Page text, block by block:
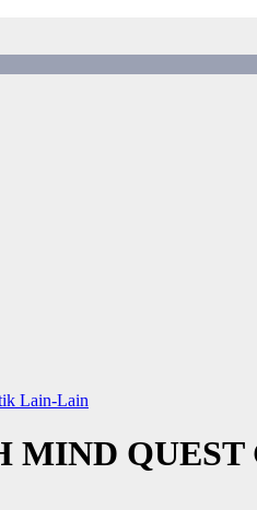
Lain-Lain
MIND